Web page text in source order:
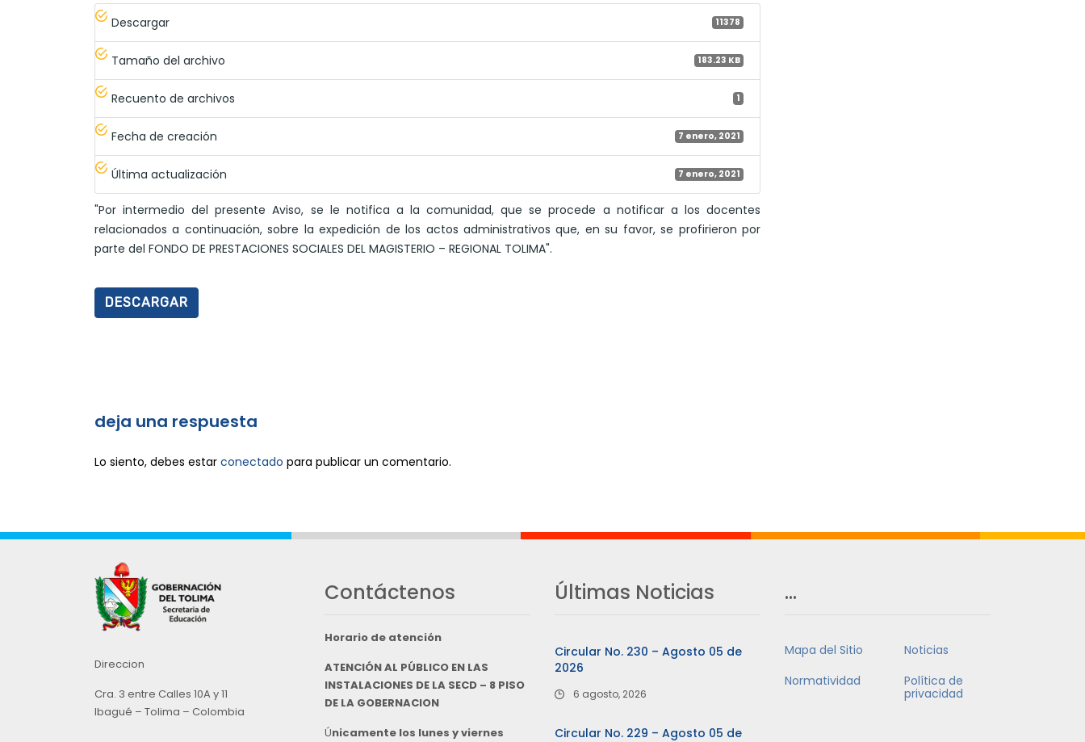
Descargar 11378
Tamaño del archivo 183.23 KB
Recuento de archivos 1
Fecha de creación 7 enero, 2021
Última actualización 7 enero, 2021
"Por intermedio del presente Aviso, se le notifica a la comunidad, que se procede a notificar a los docentes
relacionados a continuación, sobre la expedición de los actos administrativos que, en su favor, se profirieron por
parte del FONDO DE PRESTACIONES SOCIALES DEL MAGISTERIO – REGIONAL TOLIMA".
DESCARGAR
deja una respuesta
Lo siento, debes estar conectado para publicar un comentario.
Direccion
Cra. 3 entre Calles 10A y 11
Ibagué – Tolima – Colombia
Contáctenos
Horario de atención
ATENCIÓN AL PÚBLICO EN LAS
INSTALACIONES DE LA SECD – 8 PISO
DE LA GOBERNACION
Únicamente los lunes y viernes
Últimas Noticias
Circular No. 230 – Agosto 05 de
2026
6 agosto, 2026
Circular No. 229 – Agosto 05 de
…
Mapa del Sitio
Noticias
Normatividad
Política de
privacidad